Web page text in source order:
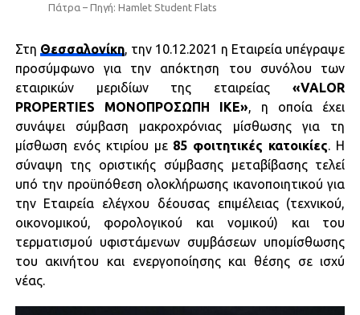
Πάτρα – Πηγή: Hamlet Student Flats
Στη Θεσσαλονίκη, την 10.12.2021 η Εταιρεία υπέγραψε
προσύμφωνο για την απόκτηση του συνόλου των
εταιρικών μεριδίων της εταιρείας«VALOR
PROPERTIES ΜΟΝΟΠΡΟΣΩΠΗ ΙΚΕ», η οποία έχει
συνάψει σύμβαση μακροχρόνιας μίσθωσης για τη
μίσθωση ενός κτιρίου με 85 φοιτητικές κατοικίες. H
σύναψη της οριστικής σύμβασης μεταβίβασης τελεί
υπό την προϋπόθεση ολοκλήρωσης ικανοποιητικού για
την Εταιρεία ελέγχου δέουσας επιμέλειας (τεχνικού,
οικονομικού, φορολογικού και νομικού) και του
τερματισμού υφιστάμενων συμβάσεων υπομίσθωσης
του ακινήτου και ενεργοποίησης και θέσης σε ισχύ
νέας.